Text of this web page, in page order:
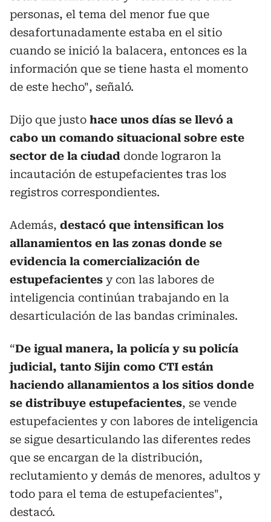
personas, el tema del menor fue que
desafortunadamente estaba en el sitio
cuando se inició la balacera, entonces es la
información que se tiene hasta el momento
de este hecho", señaló.
Dijo que justo hace unos días se llevó a
cabo un comando situacional sobre este
sector de la ciudad donde lograron la
incautación de estupefacientes tras los
registros correspondientes.
Además, destacó que intensifican los
allanamientos en las zonas donde se
evidencia la comercialización de
estupefacientes y con las labores de
inteligencia continúan trabajando en la
desarticulación de las bandas criminales.
“De igual manera, la policía y su policía
judicial, tanto Sijin como CTI están
haciendo allanamientos a los sitios donde
se distribuye estupefacientes, se vende
estupefacientes y con labores de inteligencia
se sigue desarticulando las diferentes redes
que se encargan de la distribución,
reclutamiento y demás de menores, adultos y
todo para el tema de estupefacientes",
destacó.